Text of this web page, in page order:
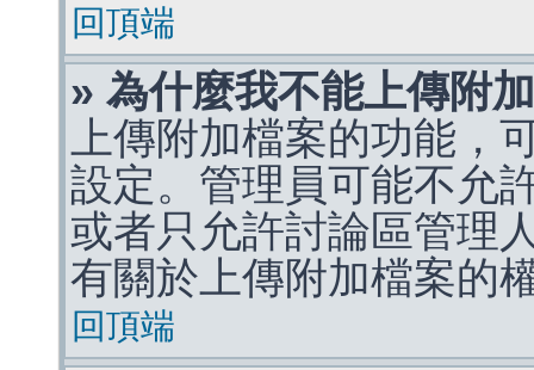
回頂端
» 為什麼我不能上傳附
上傳附加檔案的功能，
設定。管理員可能不允
或者只允許討論區管理
有關於上傳附加檔案的
回頂端